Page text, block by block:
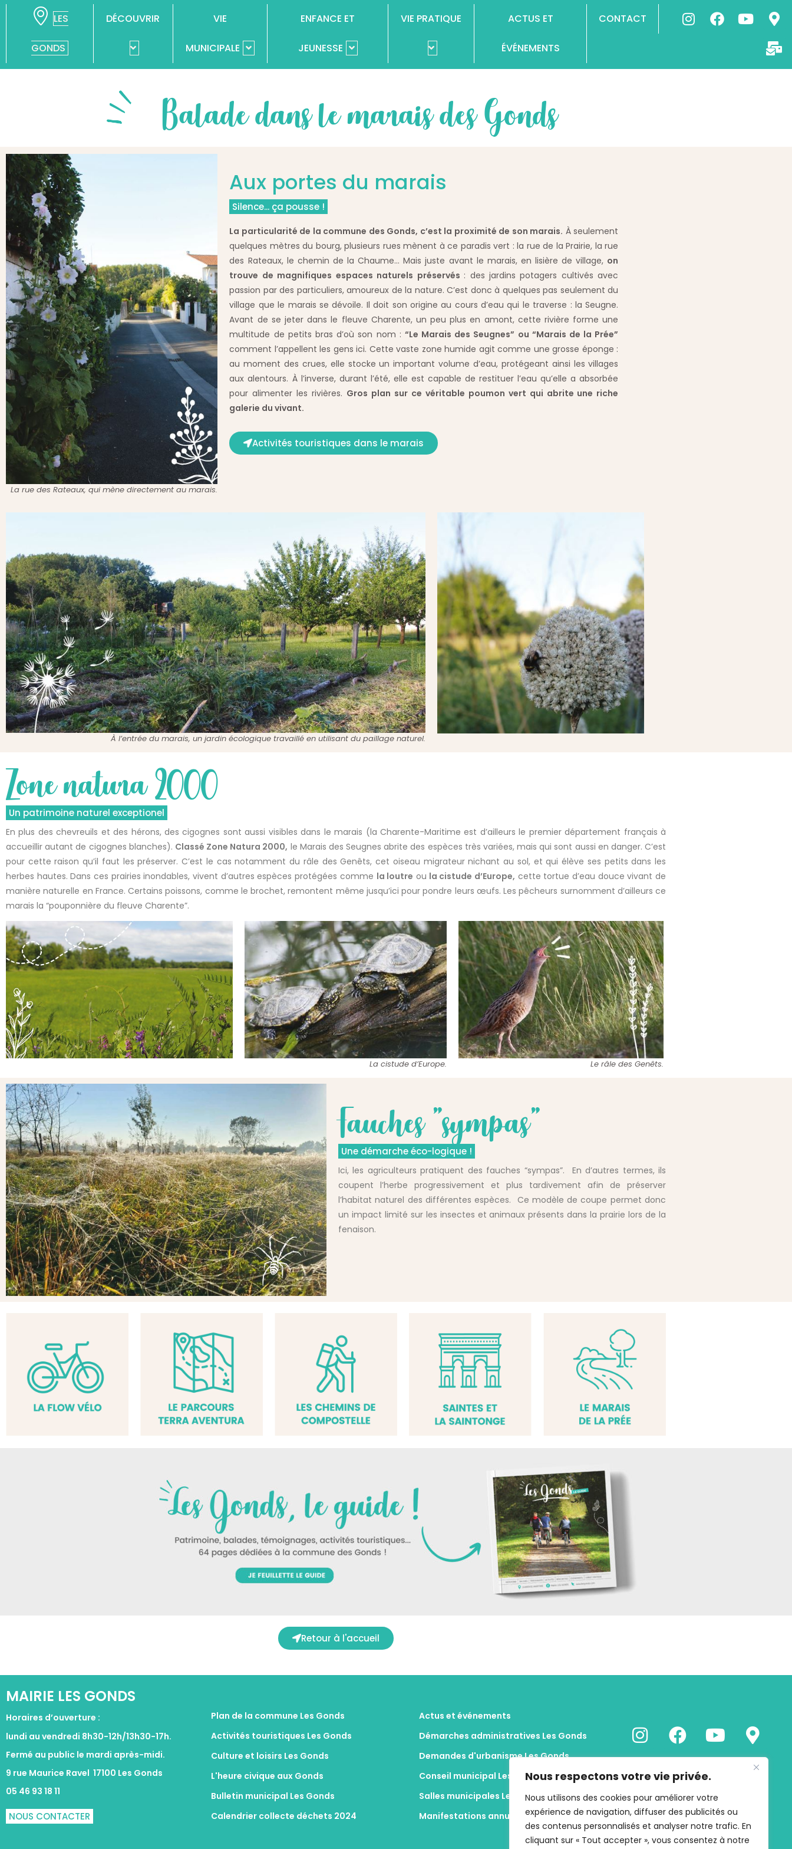
Nous respectons votre vie privée.
Nous utilisons des cookies pour améliorer votre
expérience de navigation, diffuser des publicités ou
des contenus personnalisés et analyser notre trafic. En
cliquant sur « Tout accepter », vous consentez à notre
LES
GONDS
DÉCOUVRIR VIE
MUNICIPALE
ENFANCE ET
JEUNESSE
VIE PRATIQUE ACTUS ET
ÉVÉNEMENTS
CONTACT
Balade dans le marais des Gonds
La rue des Rateaux, qui mène directement au marais.
Aux portes du marais
Silence... ça pousse !
La particularité de la commune des Gonds, c’est la proximité de son marais. À seulement
quelques mètres du bourg, plusieurs rues mènent à ce paradis vert : la rue de la Prairie, la rue
des Rateaux, le chemin de la Chaume… Mais juste avant le marais, en lisière de village, on
trouve de magnifiques espaces naturels préservés : des jardins potagers cultivés avec
passion par des particuliers, amoureux de la nature. C’est donc à quelques pas seulement du
village que le marais se dévoile. Il doit son origine au cours d’eau qui le traverse : la Seugne.
Avant de se jeter dans le fleuve Charente, un peu plus en amont, cette rivière forme une
multitude de petits bras d’où son nom : “Le Marais des Seugnes” ou “Marais de la Prée”
comment l’appellent les gens ici. Cette vaste zone humide agit comme une grosse éponge :
au moment des crues, elle stocke un important volume d’eau, protégeant ainsi les villages
aux alentours. À l’inverse, durant l’été, elle est capable de restituer l’eau qu’elle a absorbée
pour alimenter les rivières. Gros plan sur ce véritable poumon vert qui abrite une riche
galerie du vivant.
Activités touristiques dans le marais
À l’entrée du marais, un jardin écologique travaillé en utilisant du paillage naturel.
Zone natura 2000
Un patrimoine naturel exceptionel
En plus des chevreuils et des hérons, des cigognes sont aussi visibles dans le marais (la Charente-Maritime est d’ailleurs le premier département français à
accueillir autant de cigognes blanches). Classé Zone Natura 2000, le Marais des Seugnes abrite des espèces très variées, mais qui sont aussi en danger. C’est
pour cette raison qu’il faut les préserver. C’est le cas notamment du râle des Genêts, cet oiseau migrateur nichant au sol, et qui élève ses petits dans les
herbes hautes. Dans ces prairies inondables, vivent d’autres espèces protégées comme la loutre ou la cistude d’Europe, cette tortue d’eau douce vivant de
manière naturelle en France. Certains poissons, comme le brochet, remontent même jusqu’ici pour pondre leurs œufs. Les pêcheurs surnomment d’ailleurs ce
marais la “pouponnière du fleuve Charente”.
La cistude d’Europe. Le râle des Genêts.
Fauches "sympas"
Une démarche éco-logique !
Ici, les agriculteurs pratiquent des fauches “sympas”. En d’autres termes, ils
coupent l’herbe progressivement et plus tardivement afin de préserver
l’habitat naturel des différentes espèces. Ce modèle de coupe permet donc
un impact limité sur les insectes et animaux présents dans la prairie lors de la
fenaison.
Retour à l'accueil
MAIRIE LES GONDS
Horaires d’ouverture :
lundi au vendredi 8h30-12h/13h30-17h.
Fermé au public le mardi après-midi.
9 rue Maurice Ravel 17100 Les Gonds
05 46 93 18 11
NOUS CONTACTER
Plan de la commune Les Gonds
Activités touristiques Les Gonds
Culture et loisirs Les Gonds
L'heure civique aux Gonds
Bulletin municipal Les Gonds
Calendrier collecte déchets 2024
Actus et événements
Démarches administratives Les Gonds
Demandes d'urbanisme Les Gonds
Conseil municipal Les Gonds
Salles municipales Les Gonds
Manifestations annuelles